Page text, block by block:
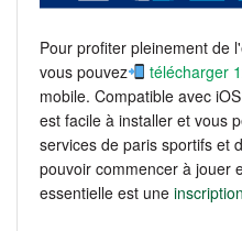
Pour profiter pleinement de
vous pouvez
télécharger
mobile. Compatible avec
est facile à installer et vous
services de paris sportifs et
pouvoir commencer à jouer
essentielle est une